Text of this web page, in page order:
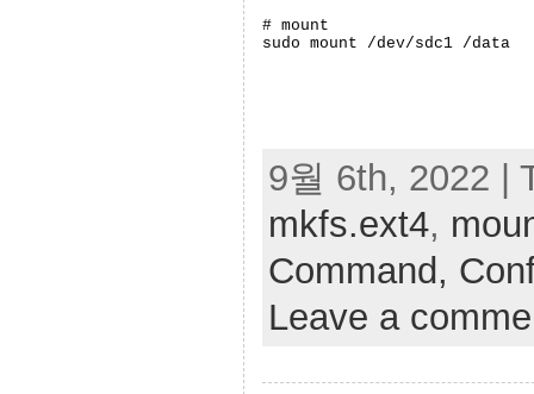
# mount
sudo mount /dev/sdc1 /data
9월 6th, 2022 |
mkfs.ext4,
Command,
Leave a